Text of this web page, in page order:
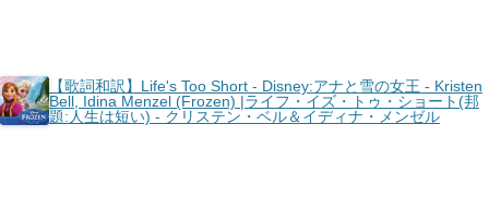
【歌詞和訳】Life's Too Short - Disney:アナと雪の女王 - Kristen
Bell, Idina Menzel (Frozen) |ライフ・イズ・トゥ・ショート(邦
題:人生は短い) - クリステン・ベル＆イディナ・メンゼル